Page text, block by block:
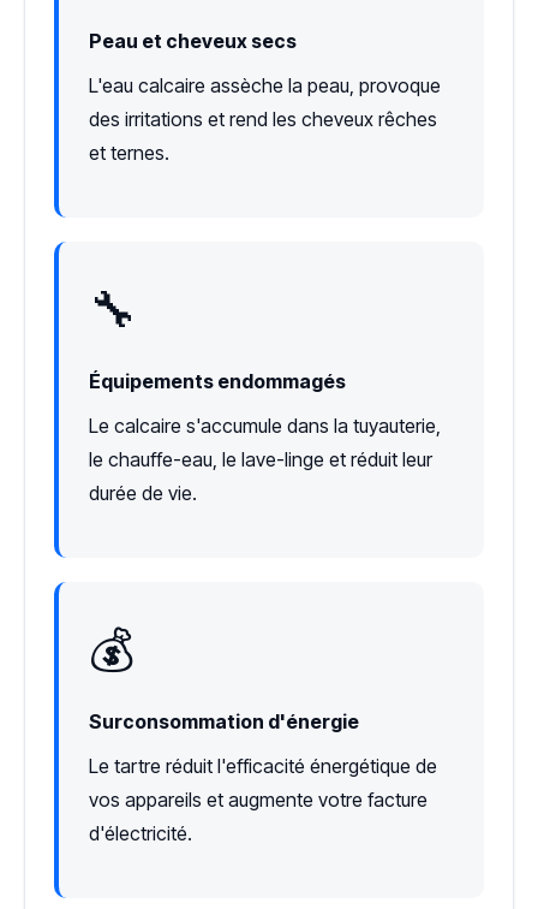
Peau et cheveux secs
L'eau calcaire assèche la peau, provoque
des irritations et rend les cheveux rêches
et ternes.
🔧
Équipements endommagés
Le calcaire s'accumule dans la tuyauterie,
le chauffe-eau, le lave-linge et réduit leur
durée de vie.
💰
Surconsommation d'énergie
Le tartre réduit l'efficacité énergétique de
vos appareils et augmente votre facture
d'électricité.